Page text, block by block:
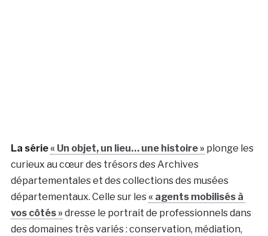
La série« Un objet, un lieu… une histoire » plonge les
curieux au cœur des trésors des Archives
départementales et des collections des musées
départementaux. Celle sur les« agents mobilisés à
vos côtés » dresse le portrait de professionnels dans
des domaines très variés : conservation, médiation,